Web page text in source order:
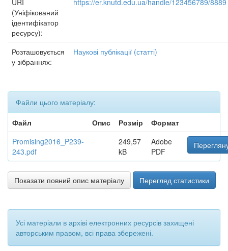
URI
(Уніфікований
ідентифікатор
ресурсу):
https://er.knutd.edu.ua/handle/123456789/8889
Розташовується
у зібраннях:
Наукові публікації (статті)
Файли цього матеріалу:
Файл
Опис Розмір
Формат
Promising2016_P239-
243.pdf
249,57
kB
Adobe
PDF
Показати повний опис матеріалу Перегляд статистики
Усі матеріали в архіві електронних ресурсів захищені
авторським правом, всі права збережені.